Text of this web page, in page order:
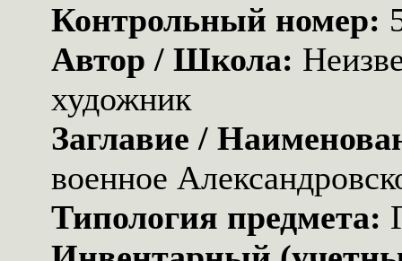
Контрольный номер:
Автор / Школа:
художник
Заглавие /
военное
Типология предмета: